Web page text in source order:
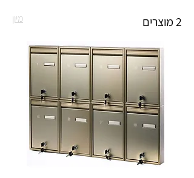
2 מוצרים מיון